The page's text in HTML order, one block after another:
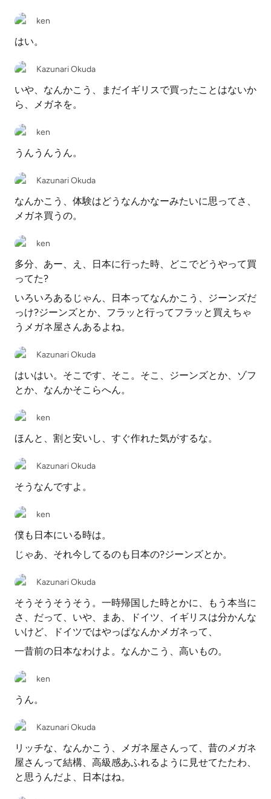
ken
はい。
Kazunari Okuda
いや、なんかこう、まだイギリスで買ったことはないか
ら、メガネを。
ken
うんうんうん。
Kazunari Okuda
なんかこう、体験はどうなんかなーみたいに思ってさ、
メガネ買うの。
ken
多分、あー、え、日本に行った時、どこでどうやって買
ってた?
いろいろあるじゃん、日本ってなんかこう、ジーンズだ
っけ?ジーンズとか、フラッと行ってフラッと買えちゃ
うメガネ屋さんあるよね。
Kazunari Okuda
はいはい。そこです、そこ。そこ、ジーンズとか、ゾフ
とか、なんかそこらへん。
ken
ほんと、割と安いし、すぐ作れた気がするな。
Kazunari Okuda
そうなんですよ。
ken
僕も日本にいる時は。
じゃあ、それ今してるのも日本の?ジーンズとか。
Kazunari Okuda
そうそうそうそう。一時帰国した時とかに、もう本当に
さ、だって、いや、まあ、ドイツ、イギリスは分かんな
いけど、ドイツではやっぱなんかメガネって、
一昔前の日本なわけよ。なんかこう、高いもの。
ken
うん。
Kazunari Okuda
リッチな、なんかこう、メガネ屋さんって、昔のメガネ
屋さんって結構、高級感あふれるように見せてたたわ、
と思うんだよ、日本はね。